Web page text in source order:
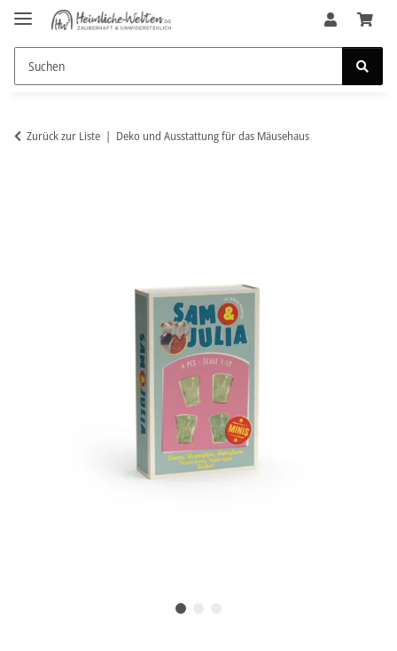
Zurück zur Liste Deko und Ausstattung für das Mäusehaus